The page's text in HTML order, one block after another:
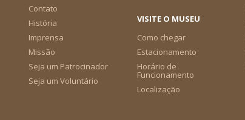
Contato
História
Imprensa
Missão
Seja um Patrocinador
Seja um Voluntário
VISITE O MUSEU
Como chegar
Estacionamento
Horário de
Funcionamento
Localização